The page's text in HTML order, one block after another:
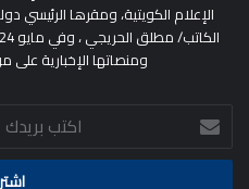
الإعلام الكويتية، ومقرها الرئيسي
ومنصاتها الإخبارية على
اكتب
بريدك
الالكتروني